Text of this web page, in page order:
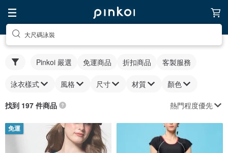
大尺碼泳裝
Pinkoi 嚴選 免運商品 折扣商品 客製服務
泳衣樣式 風格 尺寸 材質 顏色
找到 197 件商品 熱門程度優先
免運